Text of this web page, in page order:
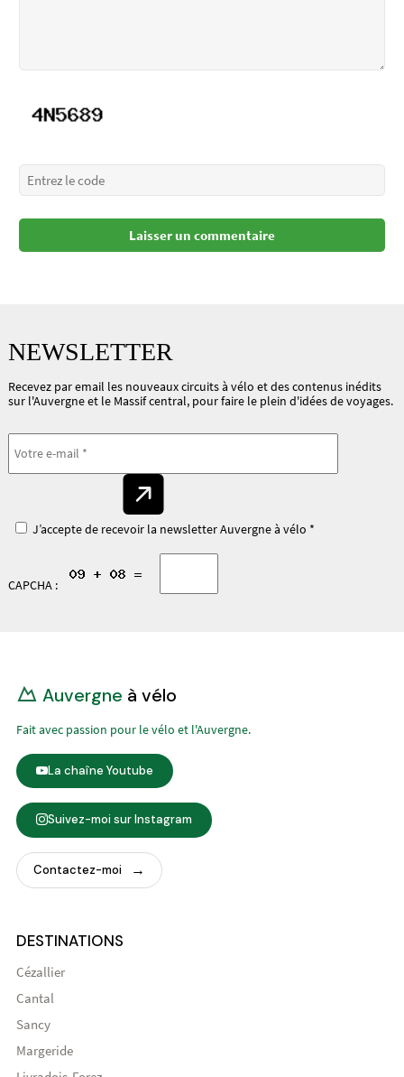
NEWSLETTER
Recevez par email les nouveaux circuits à vélo et des contenus inédits
sur l'Auvergne et le Massif central, pour faire le plein d'idées de voyages.
J’accepte de recevoir la newsletter Auvergne à vélo *
CAPCHA :
Auvergne à vélo
Fait avec passion pour le vélo et l'Auvergne.
La chaîne Youtube
Suivez-moi sur Instagram
Contactez-moi
DESTINATIONS
Cézallier
Cantal
Sancy
Margeride